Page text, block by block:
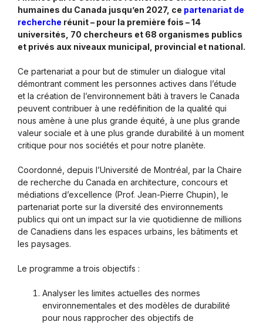
humaines du Canada jusqu’en 2027, ce partenariat de
recherche réunit – pour la première fois – 14
universités, 70 chercheurs et 68 organismes publics
et privés aux niveaux municipal, provincial et national.
Ce partenariat a pour but de stimuler un dialogue vital
démontrant comment les personnes actives dans l’étude
et la création de l’environnement bâti à travers le Canada
peuvent contribuer à une redéfinition de la qualité qui
nous amène à une plus grande équité, à une plus grande
valeur sociale et à une plus grande durabilité à un moment
critique pour nos sociétés et pour notre planète.
Coordonné, depuis l’Université de Montréal, par la Chaire
de recherche du Canada en architecture, concours et
médiations d’excellence (Prof. Jean-Pierre Chupin), le
partenariat porte sur la diversité des environnements
publics qui ont un impact sur la vie quotidienne de millions
de Canadiens dans les espaces urbains, les bâtiments et
les paysages.
Le programme a trois objectifs :
Analyser les limites actuelles des normes
environnementales et des modèles de durabilité
pour nous rapprocher des objectifs de